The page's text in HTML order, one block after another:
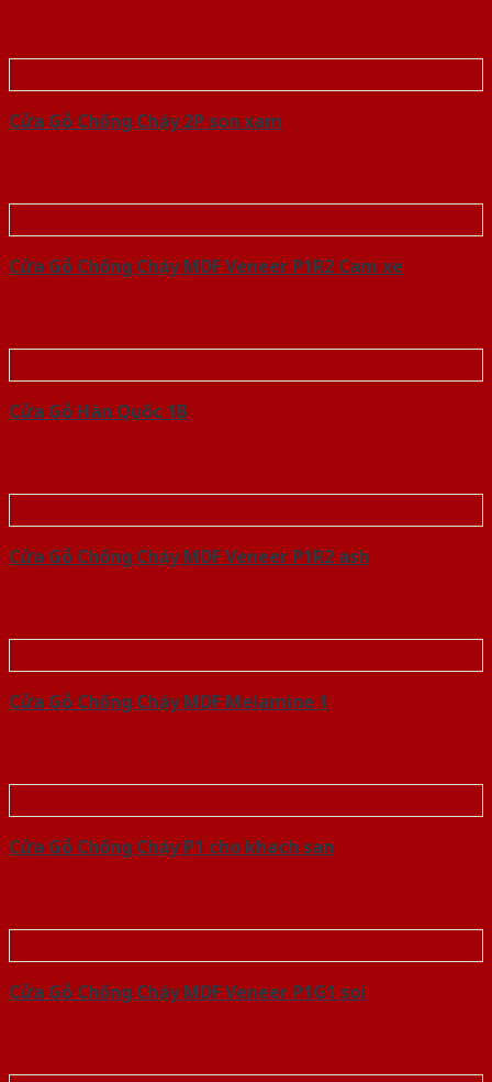
Cửa Gỗ Chống Cháy 2P son xam
Cửa Gỗ Chống Cháy MDF Veneer P1R2 Cam xe
Cửa Gỗ Hàn Quốc 1B
Cửa Gỗ Chống Cháy MDF Veneer P1R2 ash
Cửa Gỗ Chống Cháy MDF Melamine 1
Cửa Gỗ Chống Cháy P1 cho khach san
Cửa Gỗ Chống Cháy MDF Veneer P1G1 soi